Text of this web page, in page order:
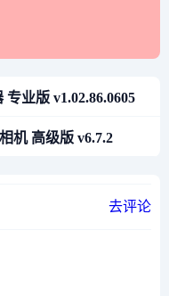
业版 v1.02.86.0605
机 高级版 v6.7.2
去评论